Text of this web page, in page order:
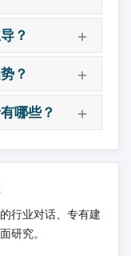
？
？
哪些？
行业对话、专有建
研究。